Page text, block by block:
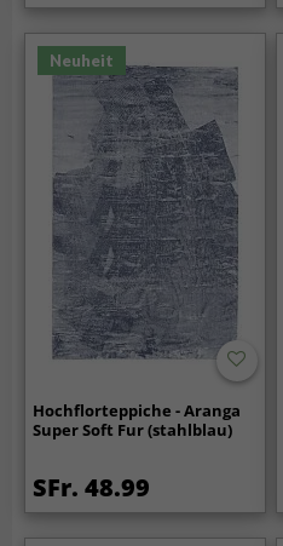
Neuheit
Hochflorteppiche - Aranga
Super Soft Fur (stahlblau)
SFr. 48.99